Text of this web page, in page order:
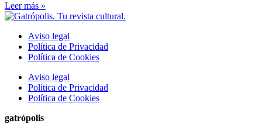
Leer más »
Aviso legal
Política de Privacidad
Política de Cookies
Aviso legal
Política de Privacidad
Política de Cookies
gatrópolis